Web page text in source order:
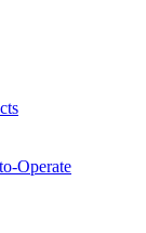
Operate